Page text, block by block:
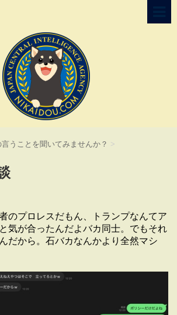
うことを聞いてみませんか？ >
のプロレスだもん、トランプなんてア
気が合ったんだよバカ同士。でもそれ
だから。石バカなんかより全然マシ